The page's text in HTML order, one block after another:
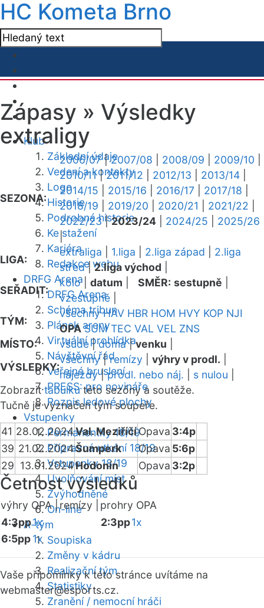
HC Kometa Brno
Klub
Základní údaje
Vedení a kontakty
Logo
Historie
Podrobná historie
Ke stažení
Kariéra
Redakce webu
DRFG Arena
DRFG Arena
Schéma tribun
Plánek areny
Virtuální prohlídka
Návštěvní řád
Veřejné bruslení
PRESS: pro novináře
Rozpis ledové plochy
Vstupenky
Permanentky 18/19
Přípravná utkání 18/19
Vstupenky 18/19
Uvolňování míst
Zvýhodněné
On-line
A-tým
Soupiska
Změny v kádru
Realizační tým
Statistiky
Zranění / nemocní hráči
Zápasy » Výsledky
extraligy
SEZONA:
2006/07|2007/08 2008/09 2009/10
2010/11|2011/12 2012/13 2013/14
2014/15
2015/16 2016/17 2017/18
2018/19
2019/20 2020/21 2021/22
2022/23|2023/24 2024/25
2025/26
|
LIGA:
extraliga 1.liga 2.liga západ
2.liga
střed|2.liga východ
SEŘADIT:
kolo| datum SMĚR: sestupně
vzestupně
TÝM:
všechny HAV HBR HOM HVY KOP NJI
OPA SUM TEC VAL VEL ZNS
MÍSTO:
všude|doma|venku
VÝSLEDKY:
všechny|remízy výhry v prodl.
nájezdy|prodl. nebo náj. s nulou
Zobrazittabulkutéto sezóny a soutěže.
Tučně je vyznačen tým soupeře.
41 28.02.2024Val. MeziříčíOpava 3:4p
39 21.02.2024Šumperk Opava 5:6p
29 13.01.2024Hodonín Opava 3:2p
Četnost výsledků
výhry OPA |remízy |
prohry OPA
4:3pp1x
6:5pp1x
2:3pp1x
Vaše připomínky k této stránce uvítáme na
webmaster@esports.cz.